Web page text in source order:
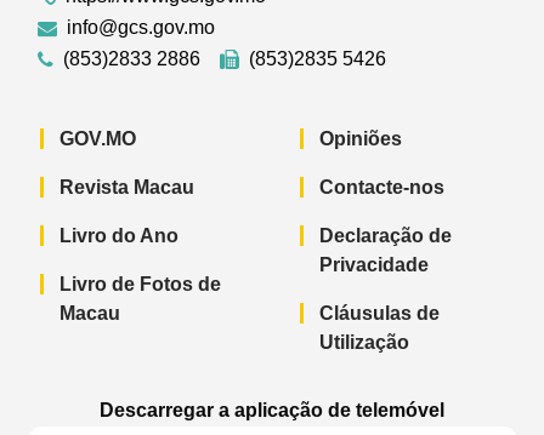
info@gcs.gov.mo
(853)2833 2886
(853)2835 5426
GOV.MO
Revista Macau
Livro do Ano
Livro de Fotos de
Macau
Opiniões
Contacte-nos
Declaração de
Privacidade
Cláusulas de
Utilização
Descarregar a aplicação de telemóvel